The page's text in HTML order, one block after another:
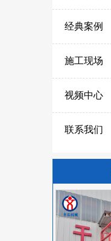
经典案例
施工现场
视频中心
联系我们